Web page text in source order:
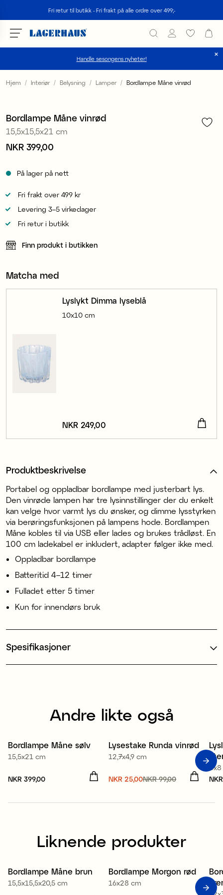
Fri retur til butikk - Fri frakt på alle ordre over 499;-
Handle sesongens nyheter!
velg språk / valuta
FI / EUR
NO / NKR
Hjem Interiør Belysning Lamper
Bordlampe Måne vinrød
Bordlampe Måne vinrød
15,5x15,5x21 cm
Pris :NKR 399,00
NKR 399,00
På lager på nett
Fri frakt over 499 kr
Levering 3–5 virkedager
Fri retur i butikk
Finn produkt i butikken
Matcha med
Lyslykt Dimma lyseblå
10x10 cm
Pris :NKR 249,00
NKR 249,00
Produktbeskrivelse
Portabel og oppladbar bordlampe med justerbart lys.
Den vinrøde lampen har tre lysinnstillinger der du enkelt
kan velge hvor varmt lys du ønsker, og dimme lysstyrken
via berøringsfunksjonen på lampens hode. Bordlampen
Måne kobles til via USB eller lades og brukes trådløst. En
100 cm ladekabel er inkludert, adapter følger ikke med.
Oppladbar bordlampe
Batteritid 4–12 timer
Fulladet etter 5 timer
Kun for innendørs bruk
Spesifikasjoner
Andre likte også
Bordlampe Måne sølv
15,5x21 cm
Pris :NKR 399,00
NKR 399,00
Sale
Lysestake Runda vinrød
12,7x4,9 cm
Nåværende pris:
NKR 25,00NKR 99,00
Liknende produkter
Nyhet
Bordlampe Måne brun
15,5x15,5x20,5 cm
Sale
Bordlampe Morgon rød
16x28 cm